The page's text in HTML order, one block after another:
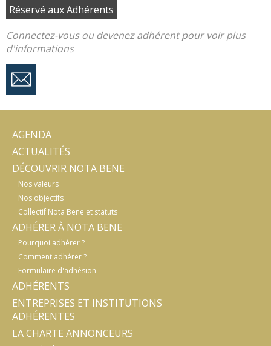
Réservé aux Adhérents
Connectez-vous ou devenez adhérent pour voir plus
d'informations
AGENDA
ACTUALITÉS
DÉCOUVRIR NOTA BENE
Nos valeurs
Nos objectifs
Collectif Nota Bene et statuts
ADHÉRER À NOTA BENE
Pourquoi adhérer ?
Comment adhérer ?
Formulaire d'adhésion
ADHÉRENTS
ENTREPRISES ET INSTITUTIONS
ADHÉRENTES
LA CHARTE ANNONCEURS